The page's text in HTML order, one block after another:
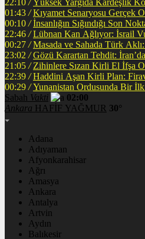
22:10 / Yüksek Yargıda Kardeşlik
01:43 /
00:10 / İnsanlığın Sığındığı Son
22:46 / Lübnan Kan Ağlıyor: İsrail
00:27 / Masada ve Sahada Türk
23:02 / Gözü Karartan Tehdit:
21:05 / Zihinlere Sızan Kirli El İfşa
22:39 /
00:29 / Yunanistan Ordusunda Bir
Sabah Vakti
02:00
Ankara HAFİF YAĞMUR 30°
Adana
Adıyaman
Afyonkarahisar
Ağrı
Amasya
Ankara
Antalya
Artvin
Aydın
Balıkesir